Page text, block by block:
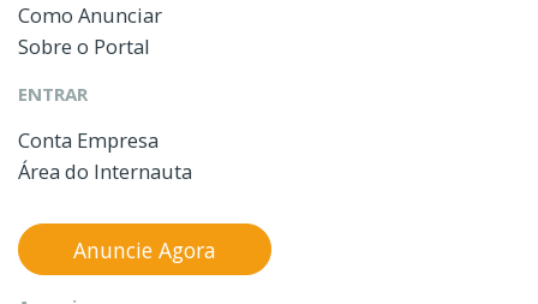
Como Anunciar
Sobre o Portal
ENTRAR
Conta Empresa
Área do Internauta
Anuncie Agora